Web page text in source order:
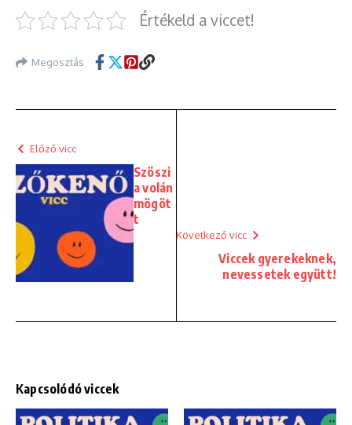
Értékeld a viccet!
Megosztás
Előző vicc
Szöszi
a volán
mögöt
t
Következő vicc
Viccek gyerekeknek,
nevessetek együtt!
Kapcsolódó viccek